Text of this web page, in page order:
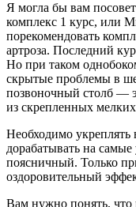
Я могла бы вам
комплекс 1 курс, или
порекомендовать
артроза. Последний
Но при таком
скрытые проблемы в
позвоночный столб
из скрепленных
Необходимо укреплять
дорабатывать на
поясничный. Только
оздоровительный
Вам нужно понять,